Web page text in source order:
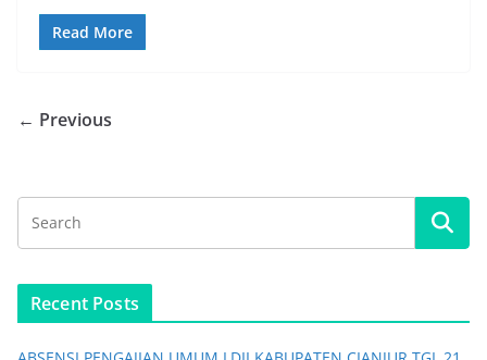
Read More
← Previous
Recent Posts